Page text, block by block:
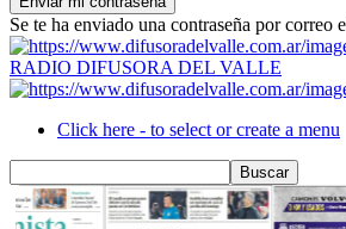
Se te ha enviado una contraseña por correo
RADIO DIFUSORA DEL VALLE
Click here - to select or create a menu